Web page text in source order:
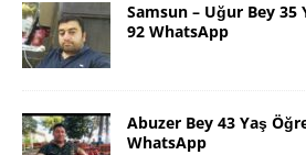
Samsun – Uğur Bey 35
92 WhatsApp
Abuzer Bey 43 Yaş
WhatsApp